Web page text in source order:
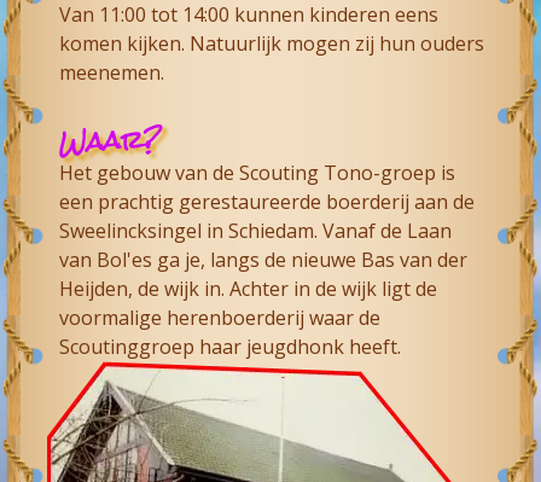
Van 11:00 tot 14:00 kunnen kinderen eens
komen kijken. Natuurlijk mogen zij hun ouders
meenemen.
Waar?
Het gebouw van de Scouting Tono-groep is
een prachtig gerestaureerde boerderij aan de
Sweelincksingel in Schiedam. Vanaf de Laan
van Bol'es ga je, langs de nieuwe Bas van der
Heijden, de wijk in. Achter in de wijk ligt de
voormalige herenboerderij waar de
Scoutinggroep haar jeugdhonk heeft.